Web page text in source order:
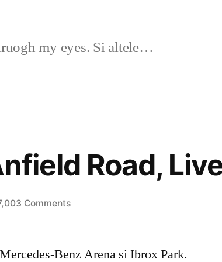
my eyes. Si altele…
Road,
Commentson
Road,
Benz Arena si Ibrox Park.